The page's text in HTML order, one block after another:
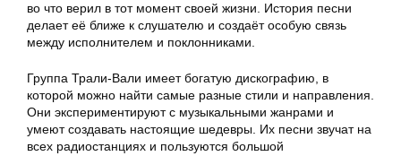
во что верил в тот момент своей жизни. История песни
делает её ближе к слушателю и создаёт особую связь
между исполнителем и поклонниками.
Группа Трали-Вали имеет богатую дискографию, в
которой можно найти самые разные стили и направления.
Они экспериментируют с музыкальными жанрами и
умеют создавать настоящие шедевры. Их песни звучат на
всех радиостанциях и пользуются большой